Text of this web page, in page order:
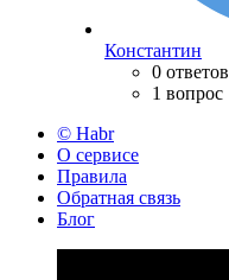
Константин
0 ответов
1 вопрос
© Habr
О сервисе
Правила
Обратная связь
Блог